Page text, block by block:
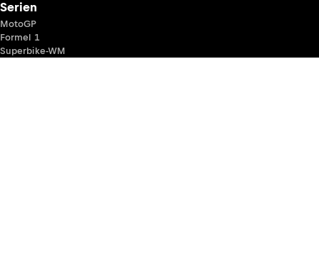
Serien
MotoGP
Formel 1
Superbike-WM